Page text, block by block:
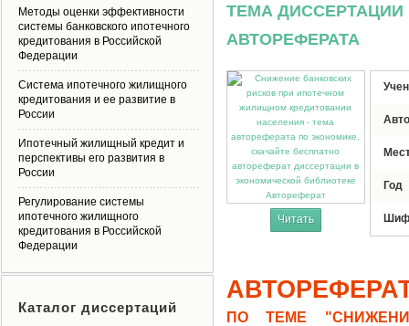
ТЕМА
АВТОРЕФЕРАТА
Автореферат
Читать
Год
ПО ТЕМЕ
Методы оценки эффективности
системы банковского ипотечного
кредитования в Российской
Федерации
Система ипотечного жилищного
кредитования и ее развитие в
России
Ипотечный жилищный кредит и
перспективы его развития в
России
Регулирование системы
ипотечного жилищного
кредитования в Российской
Федерации
Каталог диссертаций